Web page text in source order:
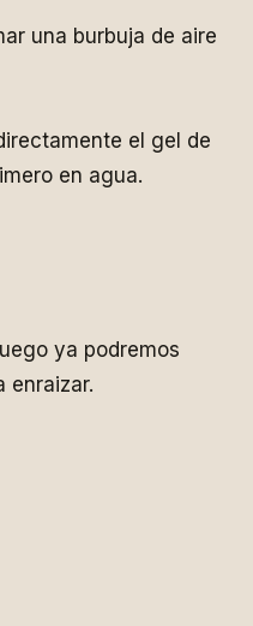
una burbuja de aire
el gel de
en agua.
ya podremos
enraizar.